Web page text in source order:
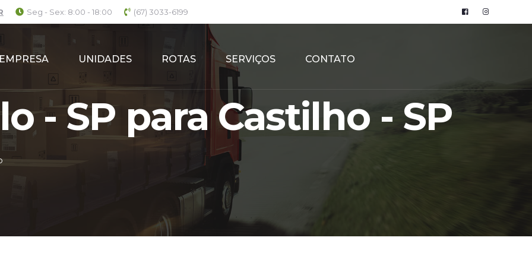
Seg - Sex: 8:00 - 18:00 (67) 3033-6199
UNIDADES ROTAS SERVIÇOS CONTATO
- SP para Castilho - SP